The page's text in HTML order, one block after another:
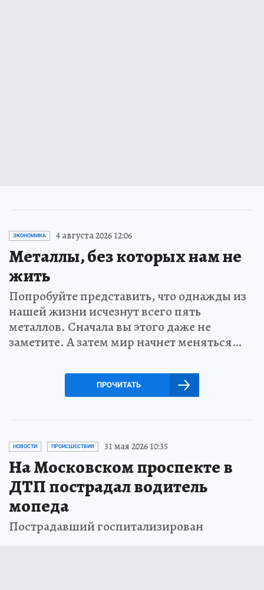
ЭКОНОМИКА 4 августа 2026 12:06
Металлы, без которых нам не
жить
Попробуйте представить, что однажды из
нашей жизни исчезнут всего пять
металлов. Сначала вы этого даже не
заметите. А затем мир начнет меняться…
ПРОЧИТАТЬ
НОВОСТИ ПРОИСШЕСТВИЯ 31 мая 2026 10:35
На Московском проспекте в
ДТП пострадал водитель
мопеда
Пострадавший госпитализирован